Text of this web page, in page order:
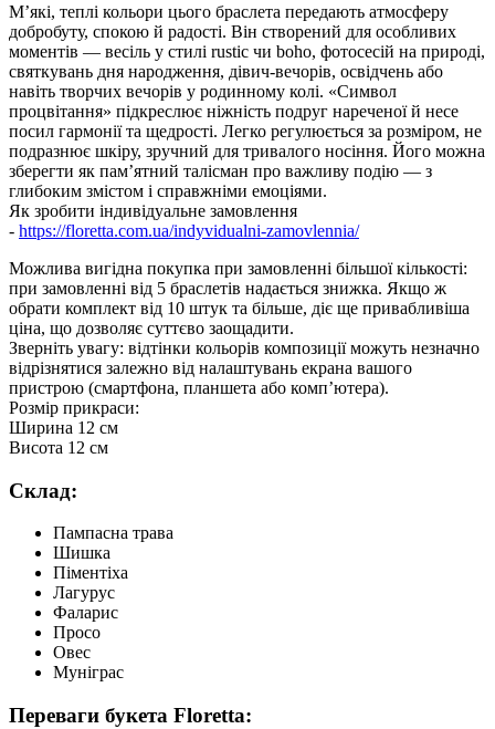
М’які, теплі кольори цього браслета передають атмосферу
добробуту, спокою й радості. Він створений для особливих
моментів — весіль у стилі rustic чи boho, фотосесій на природі,
святкувань дня народження, дівич-вечорів, освідчень або
навіть творчих вечорів у родинному колі. «Символ
процвітання» підкреслює ніжність подруг нареченої й несе
посил гармонії та щедрості. Легко регулюється за розміром, не
подразнює шкіру, зручний для тривалого носіння. Його можна
зберегти як пам’ятний талісман про важливу подію — з
глибоким змістом і справжніми емоціями.
Як зробити індивідуальне замовлення
- https://floretta.com.ua/indyvidualni-zamovlennia/
Можлива вигідна покупка при замовленні більшої кількості:
при замовленні від 5 браслетів надається знижка. Якщо ж
обрати комплект від 10 штук та більше, діє ще привабливіша
ціна, що дозволяє суттєво заощадити.
Зверніть увагу: відтінки кольорів композиції можуть незначно
відрізнятися залежно від налаштувань екрана вашого
пристрою (смартфона, планшета або комп’ютера).
Розмір прикраси:
Ширина 12 см
Висота 12 см
Склад:
Пампасна трава
Шишка
Піментіха
Лагурус
Фаларис
Просо
Овес
Муніграс
Переваги букета Floretta: